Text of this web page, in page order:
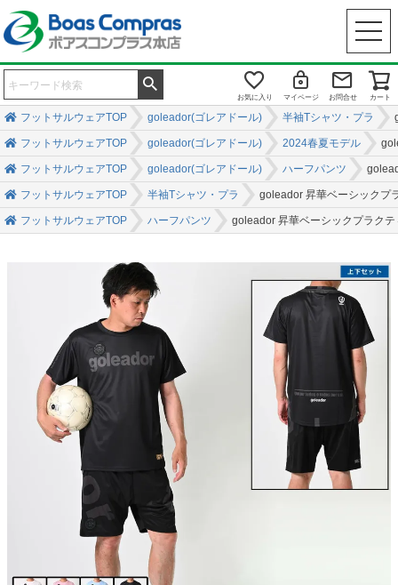
お気に入り マイページ お問合せ カート
フットサルウェアTOP goleador(ゴレアドール) 半袖Tシャツ・プラ
フットサルウェアTOP goleador(ゴレアドール) 2024春夏モデル
フットサルウェアTOP goleador(ゴレアドール) ハーフパンツ
フットサルウェアTOP 半袖Tシャツ・プラ goleador 昇華ベーシックプ
フットサルウェアTOP ハーフパンツ goleador 昇華ベーシックプラク